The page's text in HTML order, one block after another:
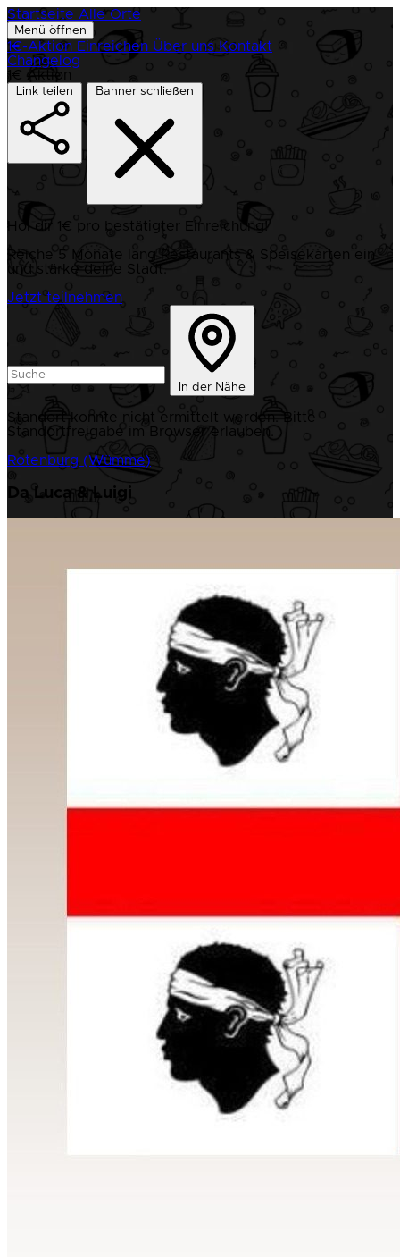
Startseite Alle Orte
Menü öffnen
1€-Aktion Einreichen Über uns Kontakt
Changelog
1€ Aktion
Link teilen Banner schließen
Hol dir 1€ pro bestätigter Einreichung!
Reiche 5 Monate lang Restaurants & Speisekarten ein
und stärke deine Stadt.
Jetzt teilnehmen
In der Nähe
Standort konnte nicht ermittelt werden. Bitte
Standortfreigabe im Browser erlauben.
Rotenburg (Wümme)
Da Luca & Luigi